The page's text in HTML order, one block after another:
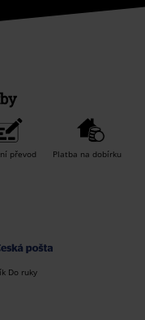
převod Platba na dobírku
Do ruky